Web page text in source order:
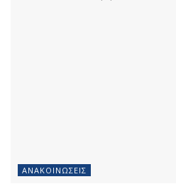
ΑΝΑΚΟΙΝΏΣΕΙΣ